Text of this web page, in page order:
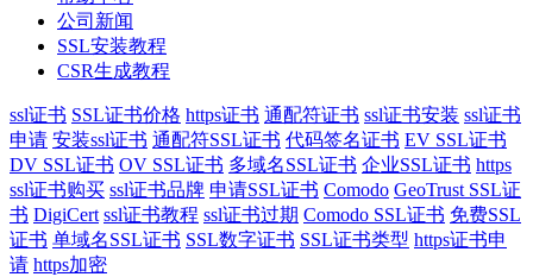
公司新闻
SSL安装教程
CSR生成教程
ssl证书 SSL证书价格 https证书 通配符证书 ssl证书安装 ssl证书
申请 安装ssl证书 通配符SSL证书 代码签名证书 EV SSL证书
DV SSL证书 OV SSL证书 多域名SSL证书 企业SSL证书 https
ssl证书购买 ssl证书品牌 申请SSL证书 Comodo GeoTrust SSL证
书 DigiCert ssl证书教程 ssl证书过期 Comodo SSL证书 免费SSL
证书 单域名SSL证书 SSL数字证书 SSL证书类型 https证书申
请 https加密